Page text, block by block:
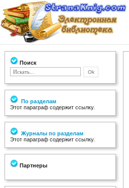
Поиск
По разделам
Этот параграф содержит ссылку.
Журналы по разделам
Этот параграф содержит ссылку.
Партнеры